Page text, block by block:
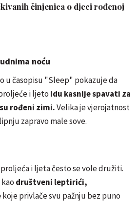
činjenica o djeci rođenoj
noću
u časopisu "Sleep" pokazuje da
i ljeto idu kasnije spavati za
rođeni zimi.Velika je vjerojatnost
zapravo male sove.
i ljeta često se vole družiti.
društveni leptirići,
koje privlače svu pažnju bez puno